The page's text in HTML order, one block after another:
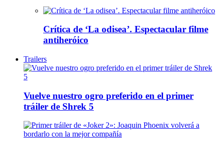
Crítica de ‘La odisea’. Espectacular filme
antiheróico
Trailers
Vuelve nuestro ogro preferido en el primer
tráiler de Shrek 5